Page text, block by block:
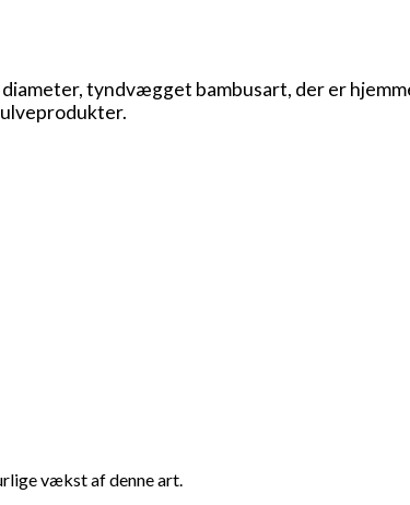
tyndvægget bambusart, der er
vækst af denne art.